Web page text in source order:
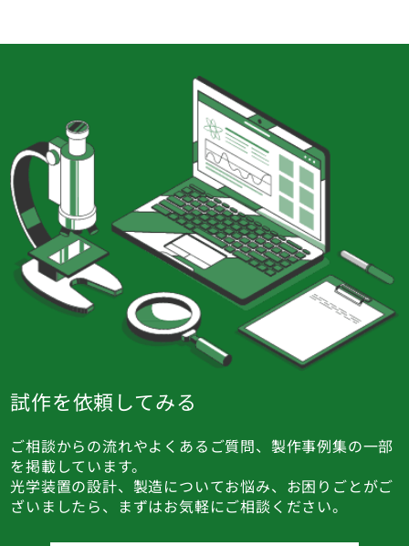
試作を依頼してみる
ご相談からの流れやよくあるご質問、製作事例集の一部
を掲載しています。
光学装置の設計、製造についてお悩み、お困りごとがご
ざいましたら、まずはお気軽にご相談ください。